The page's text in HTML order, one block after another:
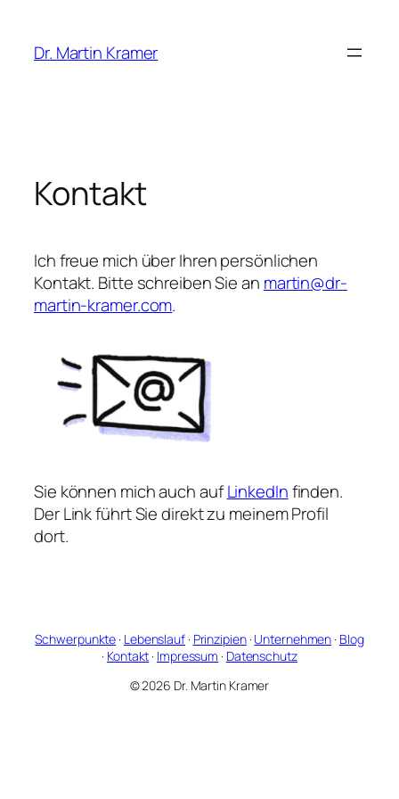
springen
Dr. Martin Kramer
Kontakt
Ich freue mich über Ihren persönlichen
Kontakt. Bitte schreiben Sie an martin@dr-
martin-kramer.com.
Sie können mich auch aufLinkedInfinden.
Der Link führt Sie direkt zu meinem Profil
dort.
Schwerpunkte · Lebenslauf· Prinzipien· Unternehmen · Blog
· Kontakt · Impressum · Datenschutz
© 2026 Dr. Martin Kramer